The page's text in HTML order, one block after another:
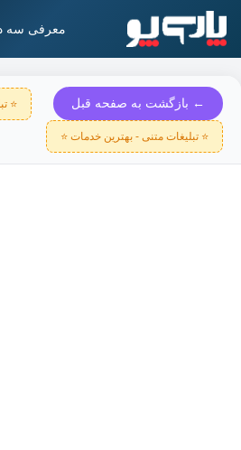
معرفی سه
← بازگشت به صفحه قبل ⭐
⭐ تبلیغات متنی - بهترین خدمات ⭐